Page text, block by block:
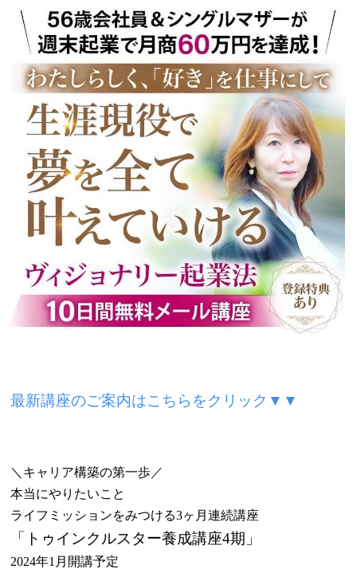
最新講座のご案内はこちらをクリック▼▼
＼キャリア構築の第一歩／
本当にやりたいこと
ライフミッションをみつける3ヶ月連続講座
「 トゥインクルスター養成講座4期 」
2024年1月開講予定